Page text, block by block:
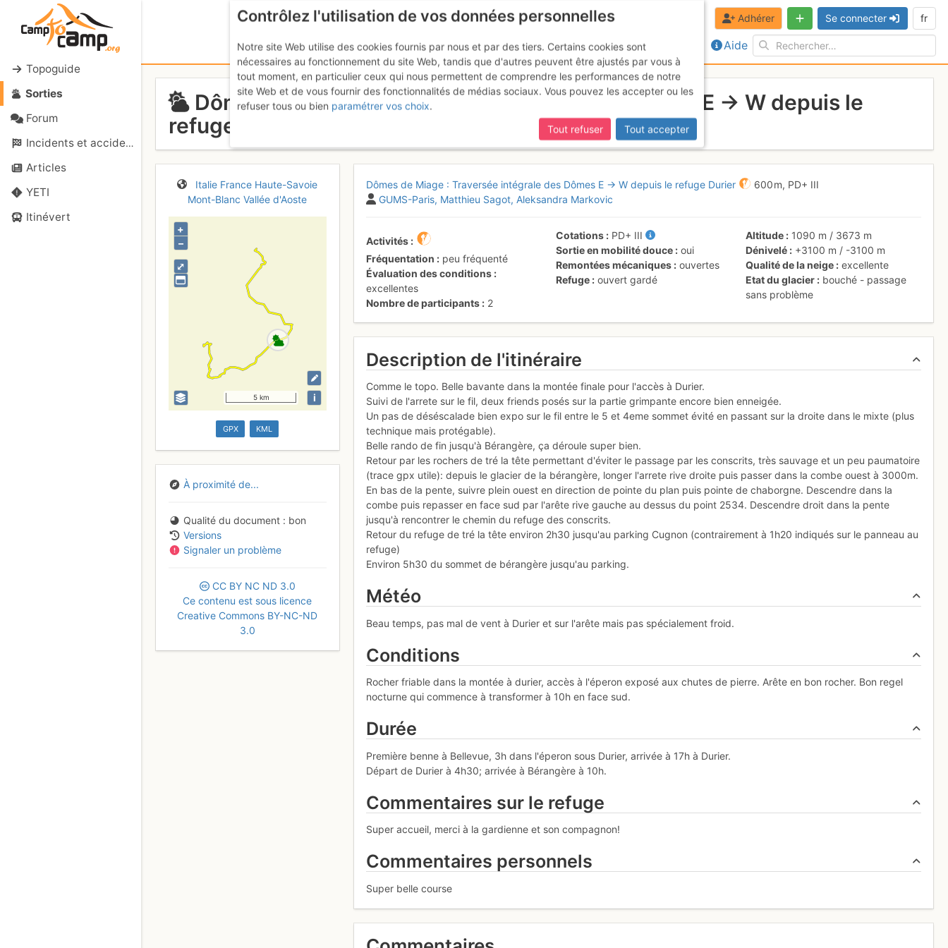
Topoguide
Sorties
Forum
Incidents et accidents
Articles
YETI
Itinévert
Aide
Adhérer Se connecter fr
Dômes de Miage : Traversée intégrale des Dômes E → W depuis le
refuge Durier
Italie France Haute-Savoie
Mont-Blanc Vallée d'Aoste
⤢
+
–
5 km i
GPX KML
À proximité de...
Qualité du document
bon
Versions
Signaler un problème
CC BY NC ND 3.0
Ce contenu est sous licence
Creative Commons BY-NC-ND
3.0
Dômes de Miage : Traversée intégrale des Dômes E → W depuis le refuge Durier 600 m, PD+ III
GUMS-Paris Matthieu Sagot Aleksandra Markovic
Activités
Fréquentation
peu fréquenté
Évaluation des conditions
excellentes
Nombre de participants
2
Cotations PD+ III
Sortie en mobilité douce
oui
Remontées mécaniques
ouvertes
Refuge
ouvert gardé
Altitude 1090 m / 3673 m
Dénivelé
+3100 m / -3100 m
Qualité de la neige
excellente
Etat du glacier
bouché - passage
sans problème
Description de l'itinéraire
Comme le topo. Belle bavante dans la montée finale pour l'accès à Durier.
Suivi de l'arrete sur le fil, deux friends posés sur la partie grimpante encore bien enneigée.
Un pas de déséscalade bien expo sur le fil entre le 5 et 4eme sommet évité en passant sur la droite dans le mixte (plus
technique mais protégable).
Belle rando de fin jusqu'à Bérangère, ça déroule super bien.
Retour par les rochers de tré la tête permettant d'éviter le passage par les conscrits, très sauvage et un peu paumatoire
(trace gpx utile): depuis le glacier de la bérangère, longer l'arrete rive droite puis passer dans la combe ouest à 3000m.
En bas de la pente, suivre plein ouest en direction de pointe du plan puis pointe de chaborgne. Descendre dans la
combe puis repasser en face sud par l'arête rive gauche au dessus du point 2534. Descendre droit dans la pente
jusqu'à rencontrer le chemin du refuge des conscrits.
Retour du refuge de tré la tête environ 2h30 jusqu'au parking Cugnon (contrairement à 1h20 indiqués sur le panneau au
refuge)
Environ 5h30 du sommet de bérangère jusqu'au parking.
Météo
Beau temps, pas mal de vent à Durier et sur l'arête mais pas spécialement froid.
Conditions
Rocher friable dans la montée à durier, accès à l'éperon exposé aux chutes de pierre. Arête en bon rocher. Bon regel
nocturne qui commence à transformer à 10h en face sud.
Durée
Première benne à Bellevue, 3h dans l'éperon sous Durier, arrivée à 17h à Durier.
Départ de Durier à 4h30; arrivée à Bérangère à 10h.
Commentaires sur le refuge
Super accueil, merci à la gardienne et son compagnon!
Commentaires personnels
Super belle course
Contrôlez l'utilisation de vos données personnelles
Notre site Web utilise des cookies fournis par nous et par des tiers. Certains cookies sont
nécessaires au fonctionnement du site Web, tandis que d'autres peuvent être ajustés par vous à
tout moment, en particulier ceux qui nous permettent de comprendre les performances de notre
site Web et de vous fournir des fonctionnalités de médias sociaux. Vous pouvez les accepter ou les
refuser tous ou bien paramétrer vos choix.
Tout refuser
Tout accepter